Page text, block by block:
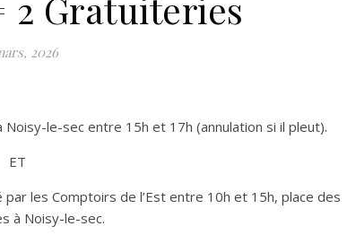
2 Gratuiteries
2026
Noisy-le-sec entre 15h et 17h (annulation si il pleut).
ET
par les Comptoirs de l’Est entre 10h et 15h, place des
à Noisy-le-sec.